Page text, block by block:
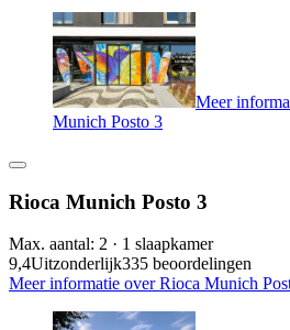
Meer
Munich Posto 3
Rioca Munich Posto 3
Max. aantal: 2 · 1 slaapkamer
9,4Uitzonderlijk335 beoordelingen
Meer informatie over Rioca Munich